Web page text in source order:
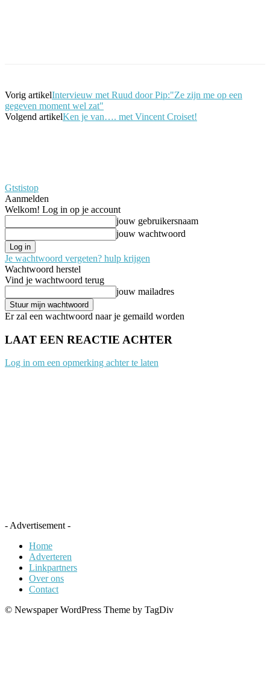
Vorig artikelIntervieuw met Ruud door Pip:"Ze zijn me op een
gegeven moment wel zat"
Volgend artikelKen je van…. met Vincent Croiset!
Gtstistop
Aanmelden
Welkom! Log in op je account
jouw gebruikersnaam
jouw wachtwoord
Je wachtwoord vergeten? hulp krijgen
Wachtwoord herstel
Vind je wachtwoord terug
jouw mailadres
Er zal een wachtwoord naar je gemaild worden
LAAT EEN REACTIE ACHTER
Log in om een opmerking achter te laten
- Advertisement -
Home
Adverteren
Linkpartners
Over ons
Contact
© Newspaper WordPress Theme by TagDiv